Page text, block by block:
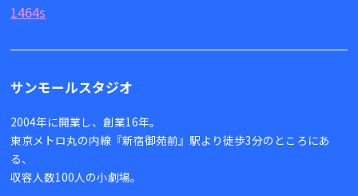
1464s
サンモールスタジオ
2004年に開業し、創業16年。
東京メトロ丸の内線『新宿御苑前』駅より徒歩3分のところにあ
る、
収容人数100人の小劇場。